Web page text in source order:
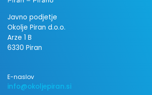
Javno podjetje
Okolje Piran d.o.o.
Arze 1 B
6330 Piran
E-naslov
info@okoljepiran.si